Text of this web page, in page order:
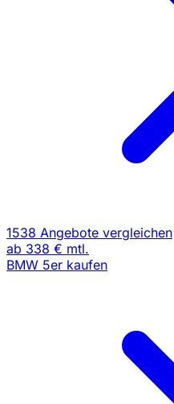
1538 Angebote vergleichen
ab 338 € mtl.
BMW 5er kaufen